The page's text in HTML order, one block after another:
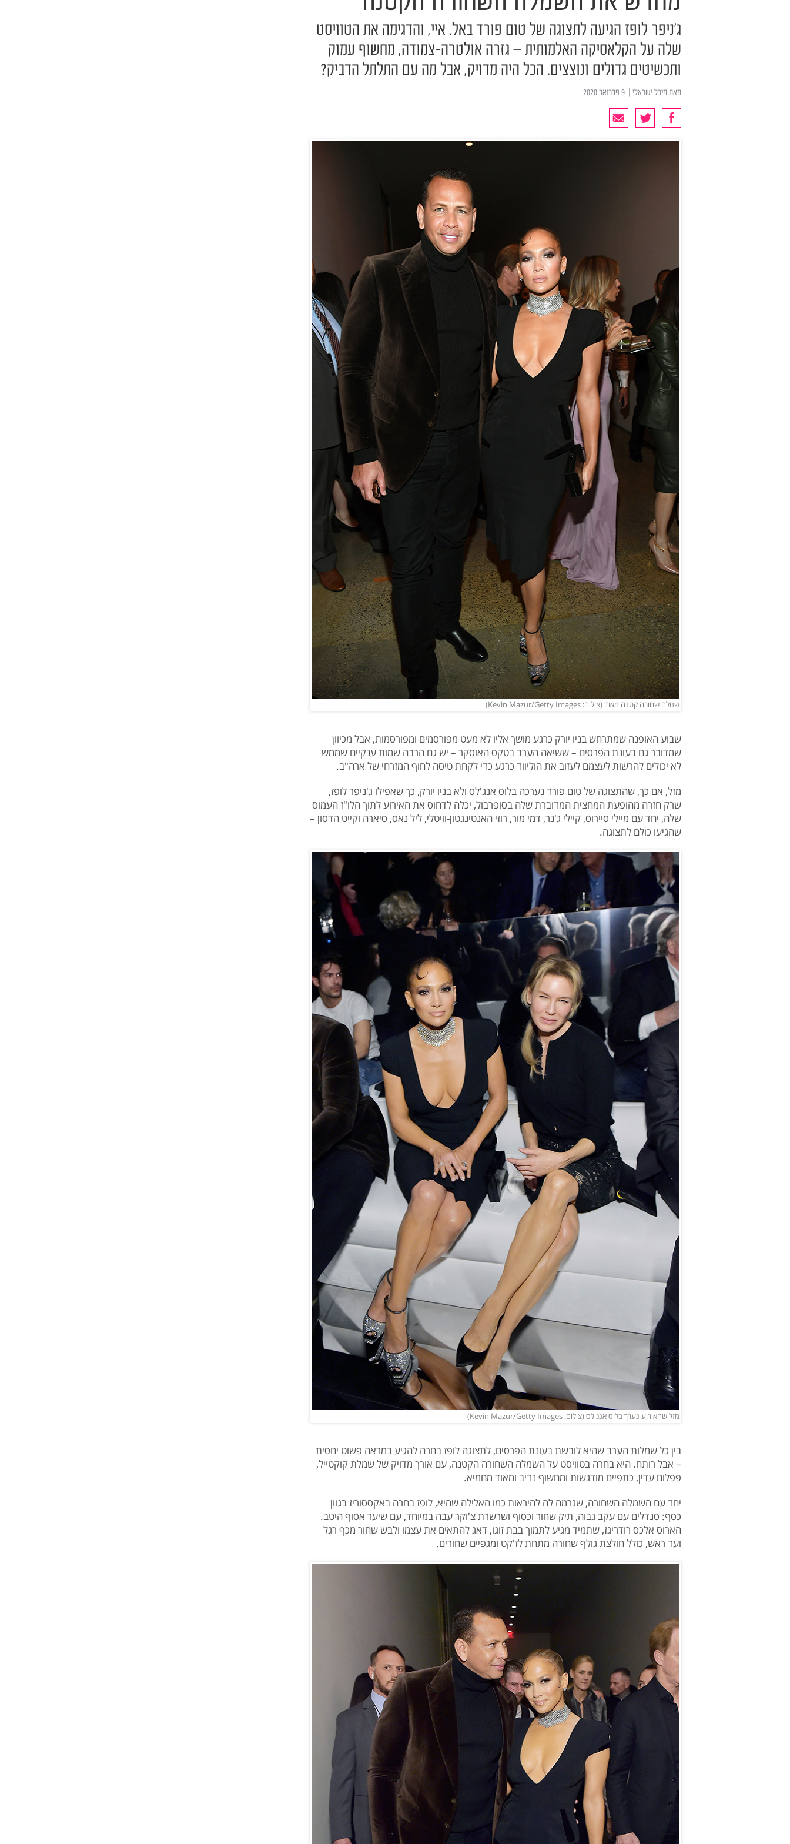
ג'ניפר לופז הגיעה לתצוגה של טום פורד באל. איי, והדגימה את הטוויסט
שלה על הקלאסיקה האלמותית – גזרה אולטרה-צמודה, מחשוף עמוק
ותכשיטים גדולים ונוצצים. הכל היה מדויק, אבל מה עם התלתל הדביק?
מאתמיכל ישראלי
שמלה שחורה קטנה מאוד (צילום: Kevin Mazur/Getty Images)
שבוע האופנה שמתרחש בניו יורק כרגע מושך אליו לא מעט מפורסמים ומפורסמות, אבל מכיוון
שמדובר גם בעונת הפרסים – ששיאה הערב בטקס האוסקר – יש גם הרבה שמות ענקיים שממש
לא יכולים להרשות לעצמם לעזוב את הוליווד כרגע כדי לקחת טיסה לחוף המזרחי של ארה"ב.
מזל, אם כך, שהתצוגה של טום פורד נערכה בלוס אנג'לס ולא בניו יורק, כך שאפילו ג'ניפר לופז,
שרק חזרה מהופעת המחצית המדוברת שלה בסופרבול, יכלה לדחוס את האירוע לתוך הלו"ז העמוס
שלה, יחד עם מיילי סיירוס, קיילי ג'נר, דמי מור, רוזי האנטינגטון-וויטלי, ליל נאס, סיארה וקייט הדסון –
שהגיעו כולם לתצוגה.
מזל שהאירוע נערך בלוס אנג'לס (צילום: Kevin Mazur/Getty Images)
בין כל שמלות הערב שהיא לובשת בעונת הפרסים, לתצוגה לופז בחרה להגיע במראה פשוט יחסית
– אבל רותח. היא בחרה בטוויסט על השמלה השחורה הקטנה, עם אורך מדויק של שמלת קוקטייל,
פפלום עדין, כתפיים מודגשות ומחשוף נדיב ומאוד מחמיא.
יחד עם השמלה השחורה, שגרמה לה להיראות כמו האלילה שהיא, לופז בחרה באקססוריז בגוון
כסף: סנדלים עם עקב גבוה, תיק שחור וכסוף ושרשרת צ'וקר עבה במיוחד, עם שיער אסוף היטב.
הארוס אלכס רודריגז, שתמיד מגיע לתמוך בבת זוגו, דאג להתאים את עצמו ולבש שחור מכף רגל
ועד ראש, כולל חולצת גולף שחורה מתחת לז'קט ומגפיים שחורים.